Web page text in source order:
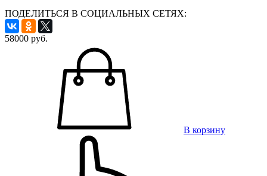
ПОДЕЛИТЬСЯ В СОЦИАЛЬНЫХ СЕТЯХ:
58000 руб.
В корзину